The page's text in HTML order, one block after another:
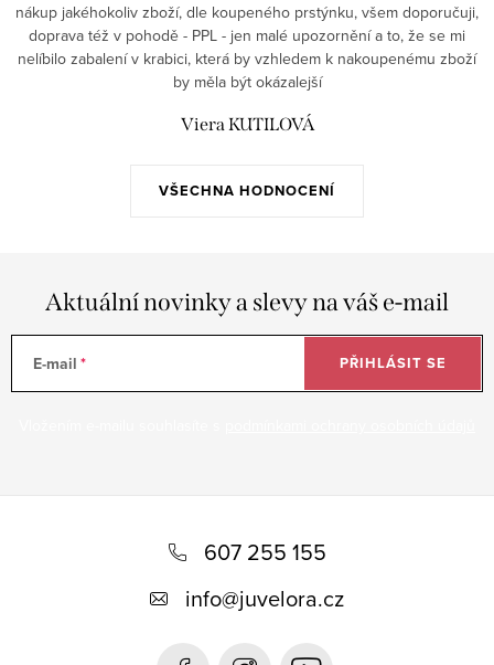
VŠECHNA HODNOCENÍ
nákup jakéhokoliv zboží, dle koupeného prstýnku, všem doporučuji,
doprava též v pohodě - PPL - jen malé upozornění a to, že se mi
nelíbilo zabalení v krabici, která by vzhledem k nakoupenému zboží
by měla být okázalejší
Viera KUTILOVÁ
Aktuální novinky a slevy na váš e-mail
E-mail PŘIHLÁSIT SE
607 255 155
info@juvelora.cz